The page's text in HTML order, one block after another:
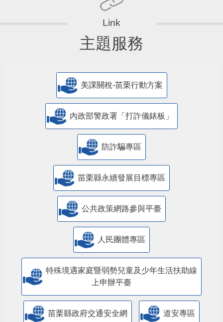
主題服務
美課關稅-苗栗行動方案
內政部警政署「打詐儀錶板」
防詐騙專區
苗栗縣永續發展目標專區
公共政策網路參與平臺
人民團體專區
特殊境遇家庭暨弱勢兒童及少年生活扶助線
上申辦平臺
苗栗縣政府交通安全網 道安專區